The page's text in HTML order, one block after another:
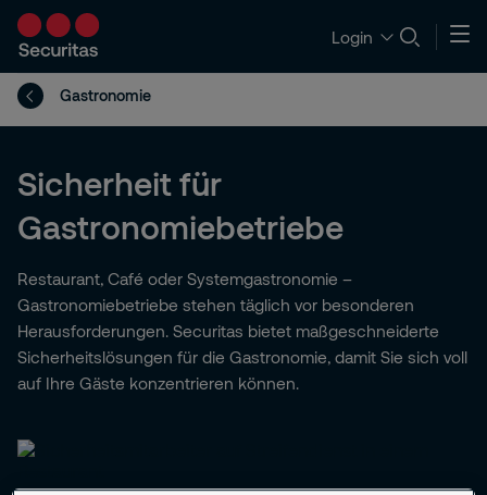
Login
Gastronomie
Sicherheit für
Gastronomiebetriebe
Restaurant, Café oder Systemgastronomie –
Gastronomiebetriebe stehen täglich vor besonderen
Herausforderungen. Securitas bietet maßgeschneiderte
Sicherheitslösungen für die Gastronomie, damit Sie sich voll
auf Ihre Gäste konzentrieren können.